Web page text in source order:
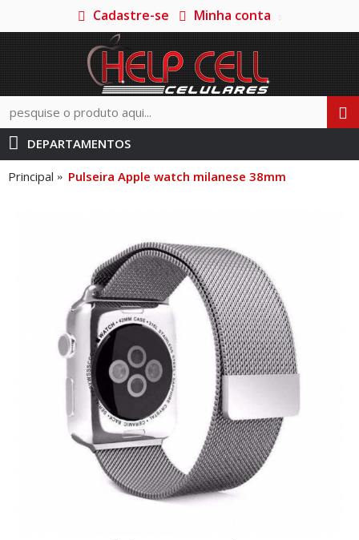
Cadastre-se Minha conta
DEPARTAMENTOS
Principal Pulseira Apple watch milanese 38mm